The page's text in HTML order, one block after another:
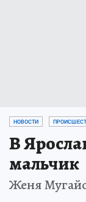
НОВОСТИ
В
мальчик
Женя